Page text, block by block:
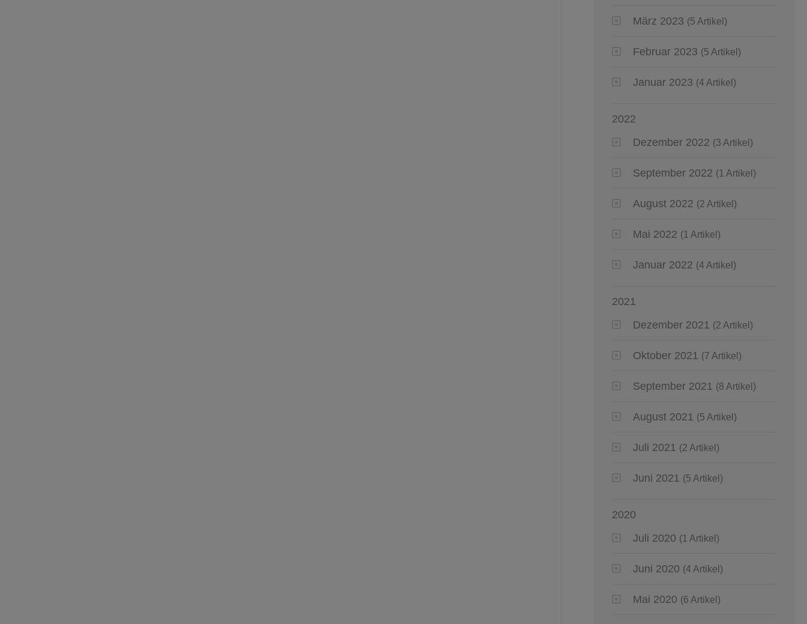
März 2023 (5 Artikel)
Februar 2023 (5 Artikel)
Januar 2023 (4 Artikel)
2022
Dezember 2022 (3 Artikel)
September 2022 (1 Artikel)
August 2022 (2 Artikel)
Mai 2022 (1 Artikel)
Januar 2022 (4 Artikel)
2021
Dezember 2021 (2 Artikel)
Oktober 2021 (7 Artikel)
September 2021 (8 Artikel)
August 2021 (5 Artikel)
Juli 2021 (2 Artikel)
Juni 2021 (5 Artikel)
2020
Juli 2020 (1 Artikel)
Juni 2020 (4 Artikel)
Mai 2020 (6 Artikel)